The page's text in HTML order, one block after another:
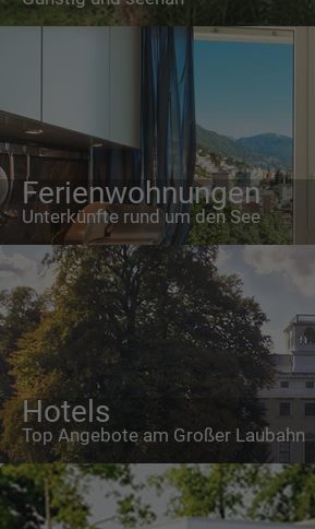
Ferienwohnungen
Unterkünfte rund um den See
Hotels
Top Angebote am Großer Laubahn